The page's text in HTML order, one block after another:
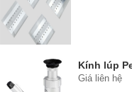
Kính lúp
Giá liên hệ